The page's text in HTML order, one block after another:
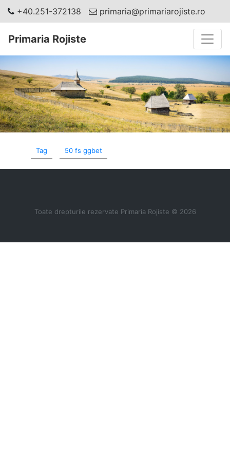
+40.251-372138 primaria@primariarojiste.ro
Primaria Rojiste
Tag 50 fs ggbet
Toate drepturile rezervate Primaria Rojiste © 2026